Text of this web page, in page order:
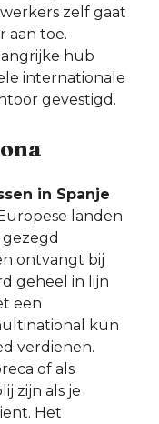
zelf gaat
aan toe.
hub
internationale
gevestigd.
in Spanje
landen
ontvangt bij
geheel in lijn
een
kun
verdienen.
of als
zijn als je
Het